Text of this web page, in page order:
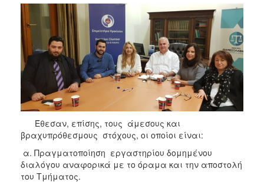
ΠΟΛΙΤΙΣΜΟΣ
ΑΝΘΕΚΤΙΚΗ
ΠΟΛΗ
Έθεσαν, επίσης, τους άμεσους και
βραχυπρόθεσμους στόχους, οι οποίοι είναι:
α. Πραγματοποίηση εργαστηρίου δομημένου
διαλόγου αναφορικά με το όραμα και την αποστολή
του Τμήματος.